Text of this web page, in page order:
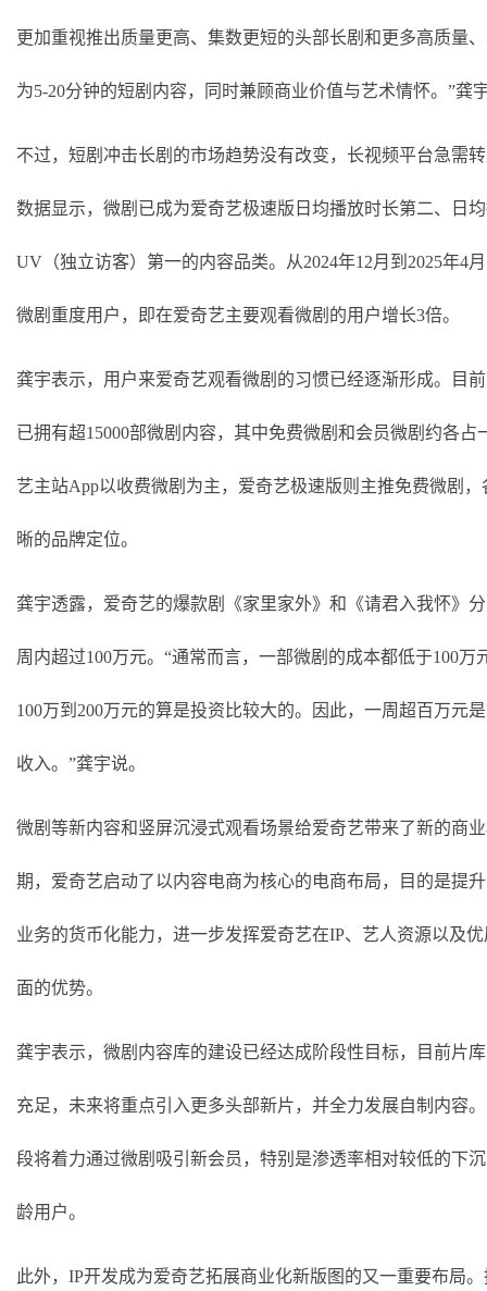
更加重视推出质量更高、集数更短的头部长剧和更多高质量
为5-20分钟的短剧内容，同时兼顾商业价值与艺术情怀。”龚
不过，短剧冲击长剧的市场趋势没有改变，长视频平台急需
数据显示，微剧已成为爱奇艺极速版日均播放时长第二、日
UV（独立访客）第一的内容品类。从2024年12月到2025年4
微剧重度用户，即在爱奇艺主要观看微剧的用户增长3倍。
龚宇表示，用户来爱奇艺观看微剧的习惯已经逐渐形成。目
已拥有超15000部微剧内容，其中免费微剧和会员微剧约各占
艺主站App以收费微剧为主，爱奇艺极速版则主推免费微剧，
晰的品牌定位。
龚宇透露，爱奇艺的爆款剧《家里家外》和《请君入我怀》
周内超过100万元。“通常而言，一部微剧的成本都低于100万
100万到200万元的算是投资比较大的。因此，一周超百万元
收入。”龚宇说。
微剧等新内容和竖屏沉浸式观看场景给爱奇艺带来了新的商
期，爱奇艺启动了以内容电商为核心的电商布局，目的是提
业务的货币化能力，进一步发挥爱奇艺在IP、艺人资源以及
面的优势。
龚宇表示，微剧内容库的建设已经达成阶段性目标，目前片
充足，未来将重点引入更多头部新片，并全力发展自制内容
段将着力通过微剧吸引新会员，特别是渗透率相对较低的下
龄用户。
此外， IP开发成为爱奇艺拓展商业化新版图的又一重要布局